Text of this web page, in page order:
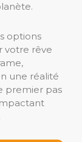
options
votre rêve
une réalité
premier pas